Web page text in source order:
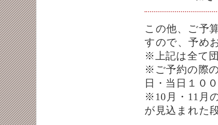
この他、ご予
すので、予め
※上記は全て
※ご予約の際
日・当日１０
※10月・11月
が見込まれた